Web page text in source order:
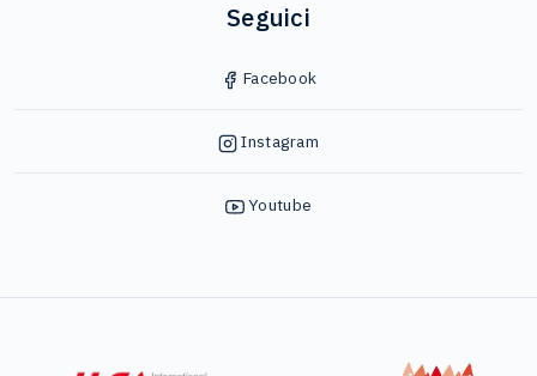
Seguici
Facebook
Instagram
Youtube